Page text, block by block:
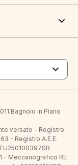
Bagnolo in Piano
versato - Registro
- Registro A.E.E.
- Meccanografico RE